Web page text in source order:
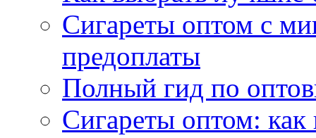
Сигареты оптом с
предоплаты
Полный гид по
Сигареты оптом: